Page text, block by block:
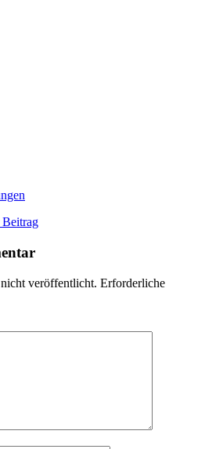
Beitrag
veröffentlicht. Erforderliche